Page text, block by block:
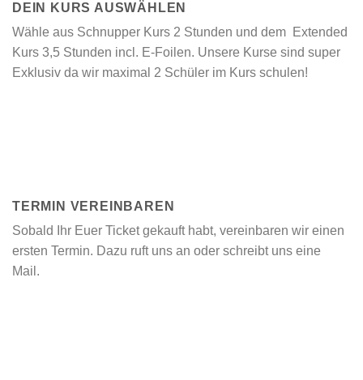
DEIN KURS AUSWÄHLEN
Wähle aus Schnupper Kurs 2 Stunden und dem Extended
Kurs 3,5 Stunden incl. E-Foilen. Unsere Kurse sind super
Exklusiv da wir maximal 2 Schüler im Kurs schulen!
TERMIN VEREINBAREN
Sobald Ihr Euer Ticket gekauft habt, vereinbaren wir einen
ersten Termin. Dazu ruft uns an oder schreibt uns eine
Mail.